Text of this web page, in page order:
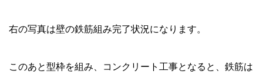
右の写真は壁の鉄筋組み完了状況になります。
このあと型枠を組み、コンクリート工事となると、鉄筋は